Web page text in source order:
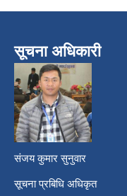
सूचना अधिकारी
संजय कुमार सुनुवार
सूचना प्रबिधि अधिकृत